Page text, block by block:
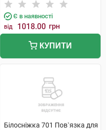
Є в наявності
від 1018.00 грн
КУПИТИ
Білосніжка 701 Пов`язка для